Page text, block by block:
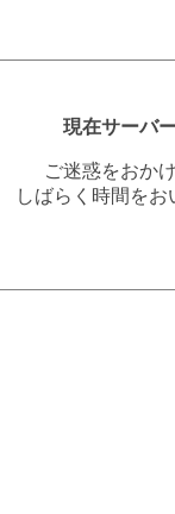
現在サーバ
ご迷惑をおか
しばらく時間を